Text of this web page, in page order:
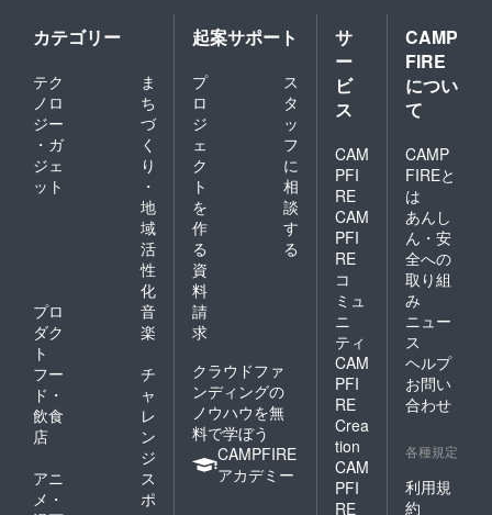
い。
※SNS応
援をご
希望の
場合、
情報発
信源の
ント名
のご記
載をお
願いい
たしま
す。
す。）
・サン
クス
メール
※備考欄
には必
ず掲載
名前
（ニッ
クネー
ム・社
名）、
宣伝
URL、
または
掲載＆
掲示辞
退の旨
のご記
載をお
願いい
たしま
す。 ※
配置を
の場
合、後
カテゴリー
テク
ノロ
ジー
・ガ
ジェ
ット
ま
ち
づ
く
り
・
地
域
活
性
化
プロ
ダク
ト
音
楽
フー
ド・
飲食
店
チ
ャ
レ
ン
ジ
アニ
メ・
ス
ポ
起案サポート
プ
ロ
ジ
ェ
ク
ト
を
作
る
ス
タ
ッ
フ
に
相
談
す
る
資
料
請
求
クラウドファ
ンディングの
ノウハウを無
料で学ぼう
CAMPFIRE
アカデミー
サ
ー
ビ
ス
CAM
PFI
RE
CAM
PFI
RE
コ
ミュ
ニ
ティ
CAM
PFI
RE
Crea
tion
CAM
PFI
RE
CAMP
FIRE
につい
て
CAMP
FIREと
は
あんし
ん・安
全への
取り組
み
ニュー
ス
ヘルプ
お問い
合わせ
各種規定
利用規
約